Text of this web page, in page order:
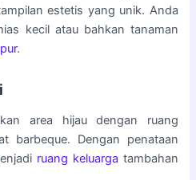
estetis yang unik. Anda
kecil atau bahkan tanaman
.
area hijau dengan ruang
barbeque. Dengan penataan
ruang keluarga tambahan